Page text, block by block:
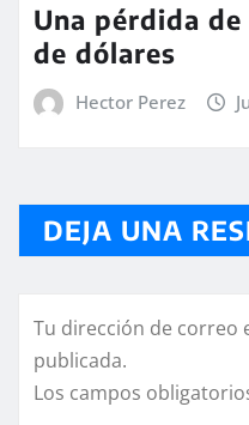
Una pérdida
de dólares
Hector Perez
DEJA UNA
Tu dirección de correo
publicada.
Los campos